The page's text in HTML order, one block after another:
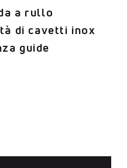
a rullo
di cavetti inox
guide